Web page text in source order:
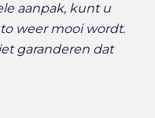
aanpak, kunt u
weer mooi wordt.
garanderen dat